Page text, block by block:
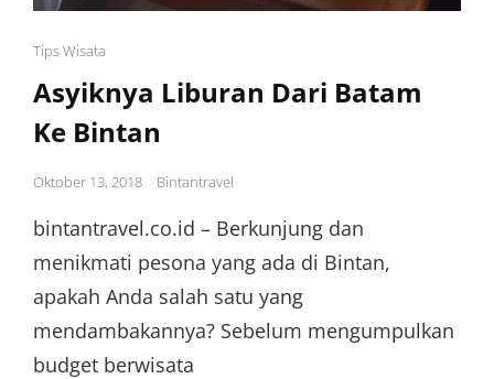
Cat
Tips Wisata
Asyiknya Liburan Dari Batam
Ke Bintan
Posted
Oktober 13, 2018 Bintantravel
bintantravel.co.id – Berkunjung dan
menikmati pesona yang ada di Bintan,
apakah Anda salah satu yang
mendambakannya? Sebelum mengumpulkan
budget berwisata